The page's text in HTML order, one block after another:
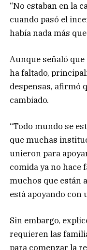
“No estaban en la
cuando pasó el
había nada más
Aunque señaló que
ha faltado,
despensas, afirmó
cambiado.
“Todo mundo se
que muchas
unieron para
comida ya no hace
muchos que están
está apoyando con
Sin embargo,
requieren las
para comenzar la